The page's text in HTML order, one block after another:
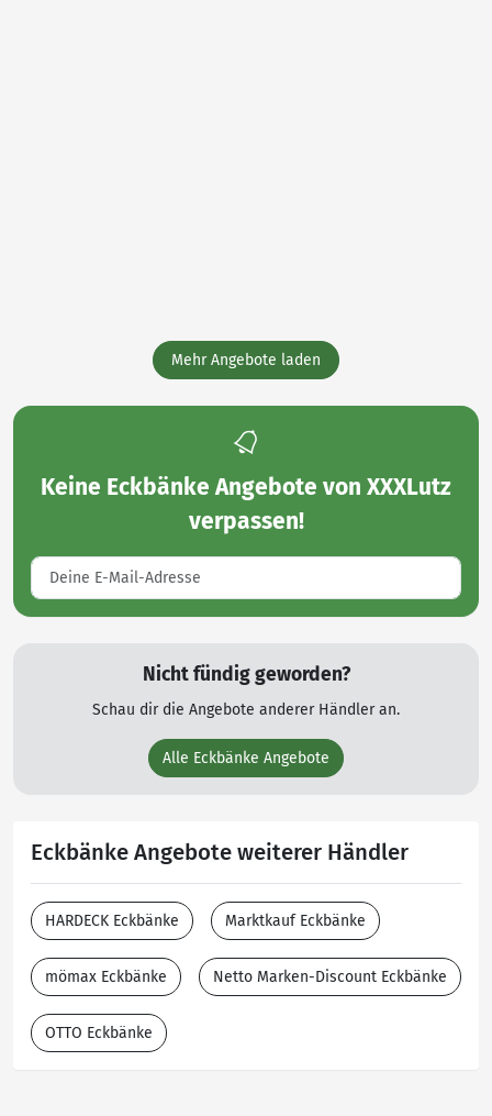
Mehr Angebote laden
Keine Eckbänke Angebote von XXXLutz
verpassen!
Nicht fündig geworden?
Schau dir die Angebote anderer Händler an.
Alle Eckbänke Angebote
Eckbänke Angebote weiterer Händler
HARDECK Eckbänke Marktkauf Eckbänke
mömax Eckbänke Netto Marken-Discount Eckbänke
OTTO Eckbänke